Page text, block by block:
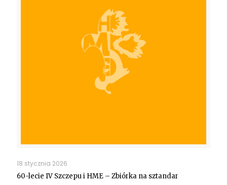
18 stycznia 2026
60-lecie IV Szczepu i HME – Zbiórka na sztandar